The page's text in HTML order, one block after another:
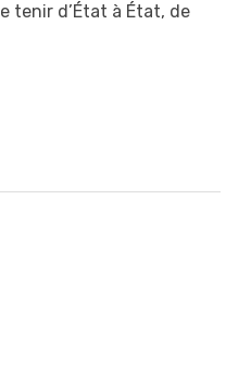
tenir d’État à État, de